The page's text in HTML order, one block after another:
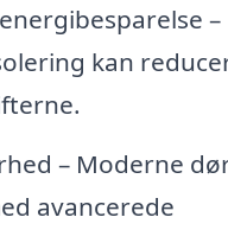
–
kan
– Moderne
avancerede